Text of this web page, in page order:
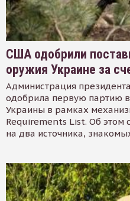
США одобрили
оружия Украине за
Администрация
одобрила первую партию
Украины в рамках
Requirements List. Об этом
на два источника,